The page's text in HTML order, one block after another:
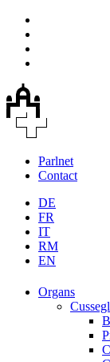
Parlnet
Contact
DE
FR
IT
RM
EN
Organs